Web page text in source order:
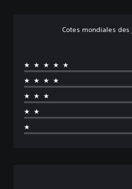
Cotes mondiales des
★★★★★
★★★★
★★★
★★
★